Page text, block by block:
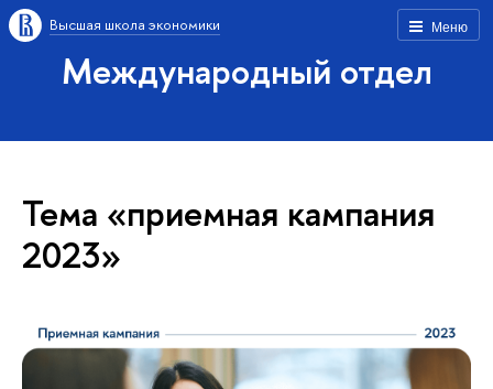
Меню
Высшая школа экономики
Международный отдел
Тема «приемная кампания
2023»